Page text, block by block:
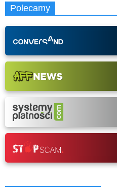
Polecamy